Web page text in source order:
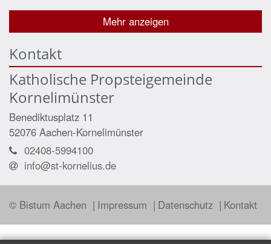
Mehr anzeigen
Kontakt
Katholische Propsteigemeinde
Kornelimünster
Benediktusplatz 11
52076 Aachen-Kornelimünster
02408-5994100
info@st-kornelius.de
© Bistum Aachen Impressum Datenschutz Kontakt